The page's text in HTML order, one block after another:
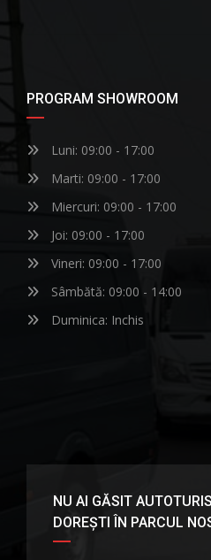
PROGRAM SHOWROOM
Luni: 09:00 - 17:00
Marti: 09:00 - 17:00
Miercuri: 09:00 - 17:00
Joi: 09:00 - 17:00
Vineri: 09:00 - 17:00
Sâmbătă: 09:00 - 14:00
Duminica: Inchis
NU AI GĂSIT
DOREȘTI ÎN PARCUL